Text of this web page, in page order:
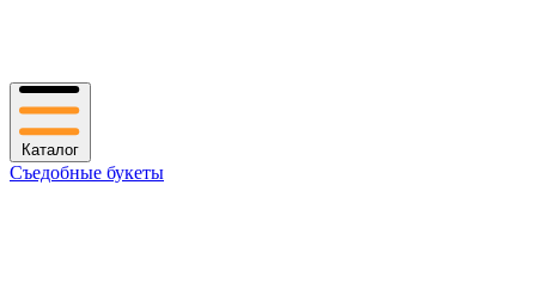
Каталог
Съедобные букеты